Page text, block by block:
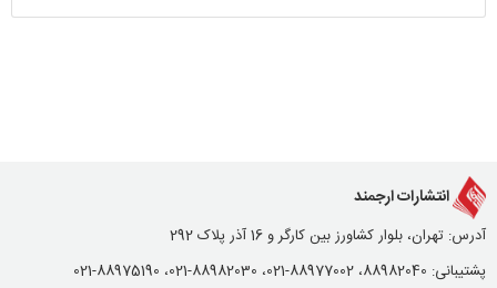
انتشارات ارجمند
آدرس: تهران، بلوار کشاورز بین کارگر و 16 آذر پلاک 292
پشتیبانی: 88982040، 88977002-021، 88982030-021، 88975190-021